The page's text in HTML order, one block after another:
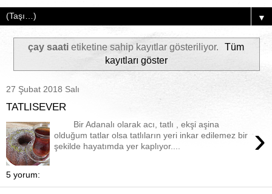
▼
çay saatietiketine sahip kayıtlar gösteriliyor.
Tüm
kayıtları göster
27 Şubat 2018 Salı
TATLISEVER
›
Bir Adanalı olarak acı, tatlı , ekşi aşina
olduğum tatlar olsa tatlıların yeri inkar edilemez bir
şekilde hayatımda yer kaplıyor....
5 yorum: